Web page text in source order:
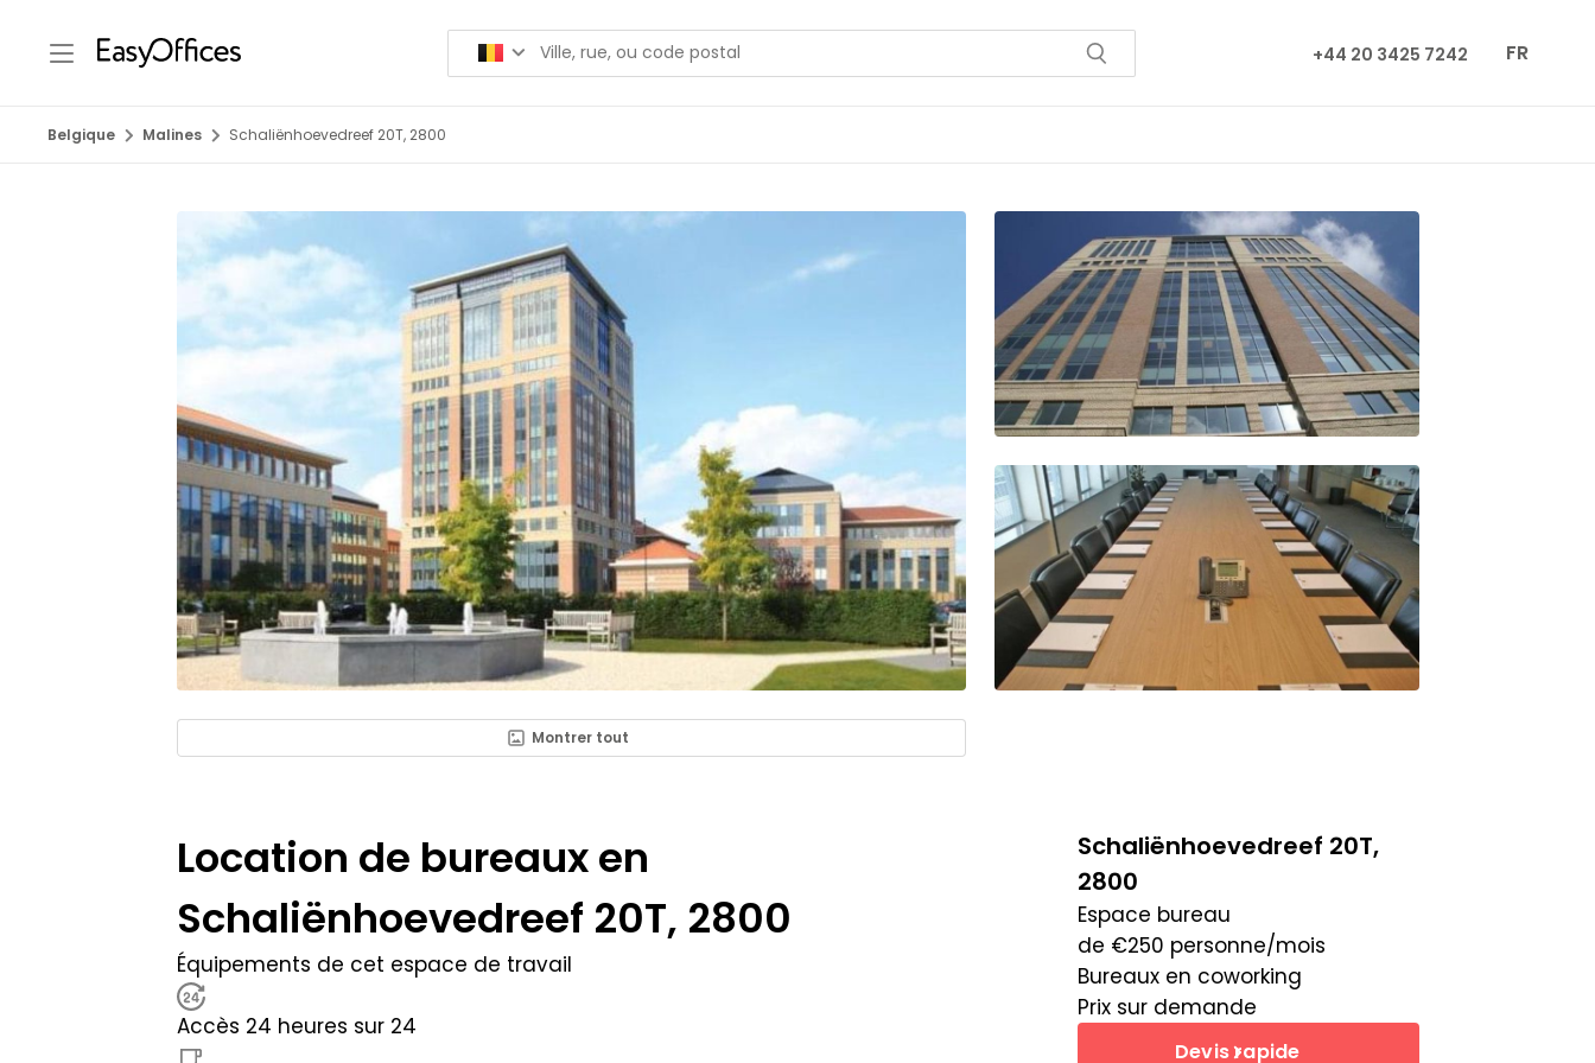
+44 20 3425 7242 FR
Belgique Malines Schaliënhoevedreef 20T, 2800
Montrer tout
Location de bureaux en
Schaliënhoevedreef 20T, 2800
Équipements de cet espace de travail
Accès 24 heures sur 24
Schaliënhoevedreef 20T,
2800
Espace bureau
de €250 personne/mois
Bureaux en coworking
Prix sur demande
Devis rapide